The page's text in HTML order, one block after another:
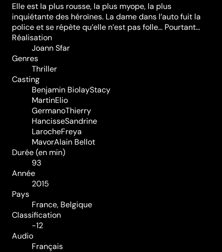
Elle est la plus rousse, la plus myope, la plus
inquiétante des héroïnes. La dame dans l’auto fuit la
police et se répète qu’elle n’est pas folle… Pourtant…
Réalisation
Joann Sfar
Genres
Thriller
Casting
Benjamin BiolayStacy
MartinElio
GermanoThierry
HancisseSandrine
LarocheFreya
MavorAlain Bellot
Durée (en min)
93
Année
2015
Pays
France, Belgique
Classification
-12
Audio
Français